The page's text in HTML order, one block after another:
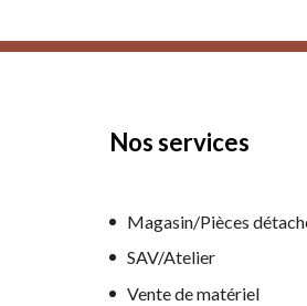
Nos services
Magasin/Pièces
SAV/Atelier
Vente de matériel